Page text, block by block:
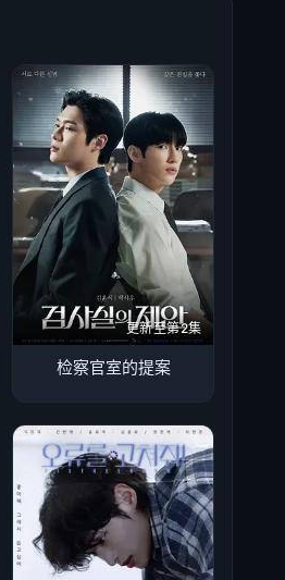
更新至第2集
检察官室的提案